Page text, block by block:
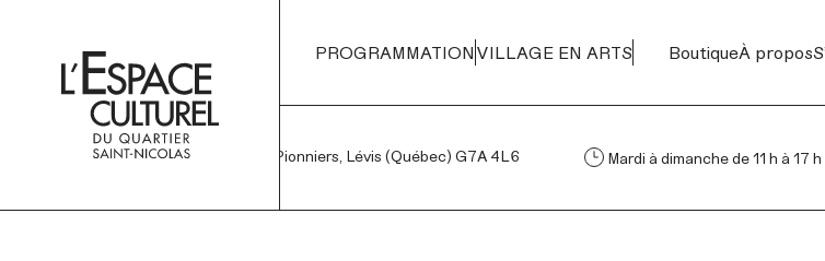
PROGRAMMATION VILLAGE EN ARTS BoutiqueÀ propos
1450 Rue des Pionniers,Lévis (Québec) G7A 4L6 Mardi à dimanche de 11 h à 17 h